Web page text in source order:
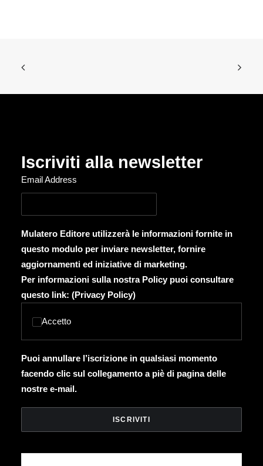
Iscriviti alla newsletter
Email Address
Mulatero Editore utilizzerà le informazioni fornite in
questo modulo per inviare newsletter, fornire
aggiornamenti ed iniziative di marketing.
Per informazioni sulla nostra Policy puoi consultare
questo link: (Privacy Policy)
Accetto
Puoi annullare l’iscrizione in qualsiasi momento
facendo clic sul collegamento a piè di pagina delle
nostre e-mail.